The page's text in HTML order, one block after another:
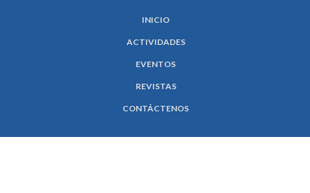
INICIO
ACTIVIDADES
EVENTOS
REVISTAS
CONTÁCTENOS